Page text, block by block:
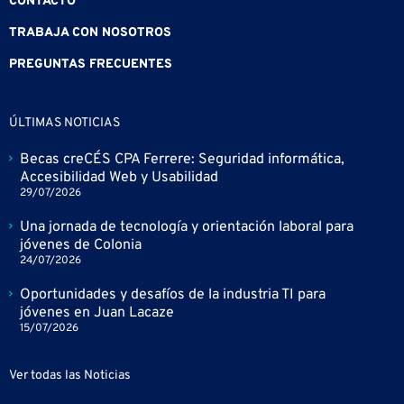
TRABAJA CON NOSOTROS
PREGUNTAS FRECUENTES
ÚLTIMAS NOTICIAS
Becas creCÉS CPA Ferrere: Seguridad informática,
Accesibilidad Web y Usabilidad
29/07/2026
Una jornada de tecnología y orientación laboral para
jóvenes de Colonia
24/07/2026
Oportunidades y desafíos de la industria TI para
jóvenes en Juan Lacaze
15/07/2026
Ver todas las Noticias